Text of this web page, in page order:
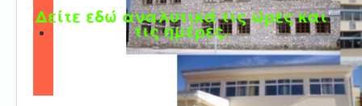
Δείτε εδώ αναλυτικά τις ώρες και
τις ημέρες.